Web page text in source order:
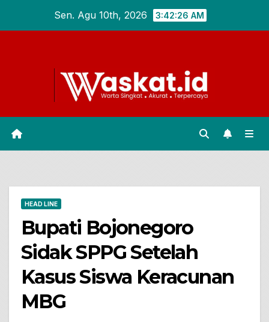
Sen. Agu 10th, 2026 3:42:27 AM
HEAD LINE
Bupati Bojonegoro
Sidak SPPG Setelah
Kasus Siswa Keracunan
MBG